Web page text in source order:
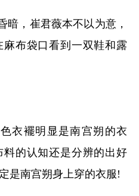
暗，崔君薇本不以为意，
布袋口看到一双鞋和露
衣襬明显是南宫朔的衣
的认知还是分辨的出好
是南宫朔身上穿的衣服!